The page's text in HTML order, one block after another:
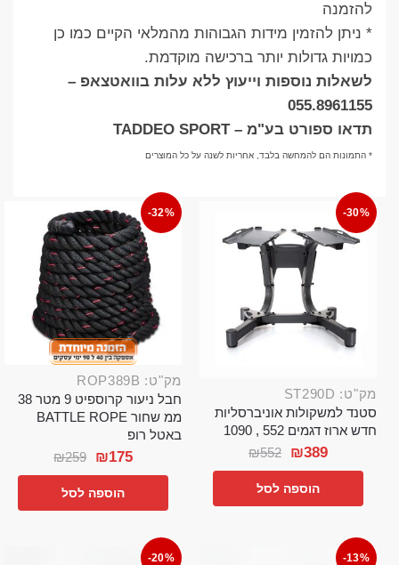
להזמנה
* ניתן להזמין מידות הגבוהות מהמלאי הקיים כמו כן
כמויות גדולות יותר ברכישה מוקדמת.
לשאלות נוספות וייעוץ ללא עלות בוואטצאפ –
055.8961155
תדאו ספורט בע"מ – TADDEO SPORT
* התמונות הם להמחשה בלבד, אחריות לשנה על כל המוצרים
-30%
מק"ט: ST290D
סטנד למשקולות אוניברסליות
חדש ארוז דגמים 552 , 1090
₪552 ₪389
הוספה לסל
-32%
מק"ט: ROP389B
חבל ניעור קרוספיט 9 מטר 38
ממ שחור BATTLE ROPE
באטל רופ
₪259 ₪175
הוספה לסל
-13%
-20%